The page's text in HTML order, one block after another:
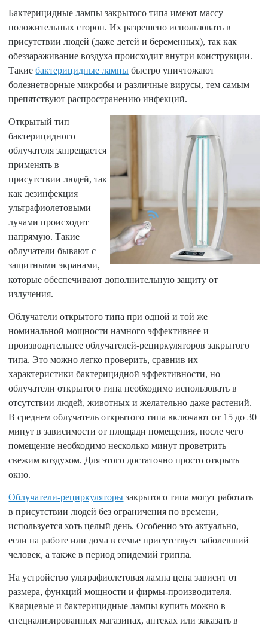
Бактерицидные лампы закрытого типа имеют массу
положительных сторон. Их разрешено использовать в
присутствии людей (даже детей и беременных), так как
обеззараживание воздуха происходит внутри конструкции.
Такиебактерицидные лампы быстро уничтожают
болезнетворные микробы и различные вирусы, тем самым
препятствуют распространению инфекций.
Открытый тип
бактерицидного
облучателя запрещается
применять в
присутствии людей, так
как дезинфекция
ультрафиолетовыми
лучами происходит
напрямую. Такие
облучатели бывают с
защитными экранами,
которые обеспечивают дополнительную защиту от
излучения.
Облучатели открытого типа при одной и той же
номинальной мощности намного эффективнее и
производительнее облучателей-рециркуляторов закрытого
типа. Это можно легко проверить, сравнив их
характеристики бактерицидной эффективности, но
облучатели открытого типа необходимо использовать в
отсутствии людей, животных и желательно даже растений.
В среднем облучатель открытого типа включают от 15 до 30
минут в зависимости от площади помещения, после чего
помещение необходимо несколько минут проветрить
свежим воздухом. Для этого достаточно просто открыть
окно.
Облучатели-рециркуляторы закрытого типа могут работать
в присутствии людей без ограничения по времени,
используется хоть целый день. Особенно это актуально,
если на работе или дома в семье присутствует заболевший
человек, а также в период эпидемий гриппа.
На устройство ультрафиолетовая лампа цена зависит от
размера, функций мощности и фирмы-производителя.
Кварцевые и бактерицидные лампы купить можно в
специализированных магазинах, аптеках или заказать в